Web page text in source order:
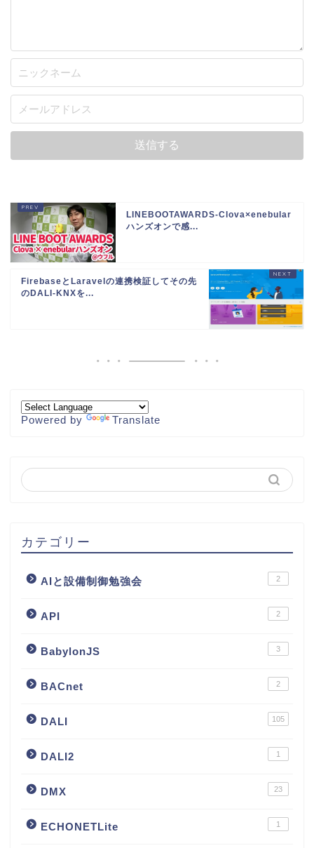
LINEBOOTAWARDS-Clova×enebular
ハンズオンで感...
FirebaseとLaravelの連携検証してその先
のDALI-KNXを...
Powered by Translate
カテゴリー
AIと設備制御勉強会 2
API 2
BabylonJS 3
BACnet 2
DALI 105
DALI2 1
DMX 23
ECHONETLite 1